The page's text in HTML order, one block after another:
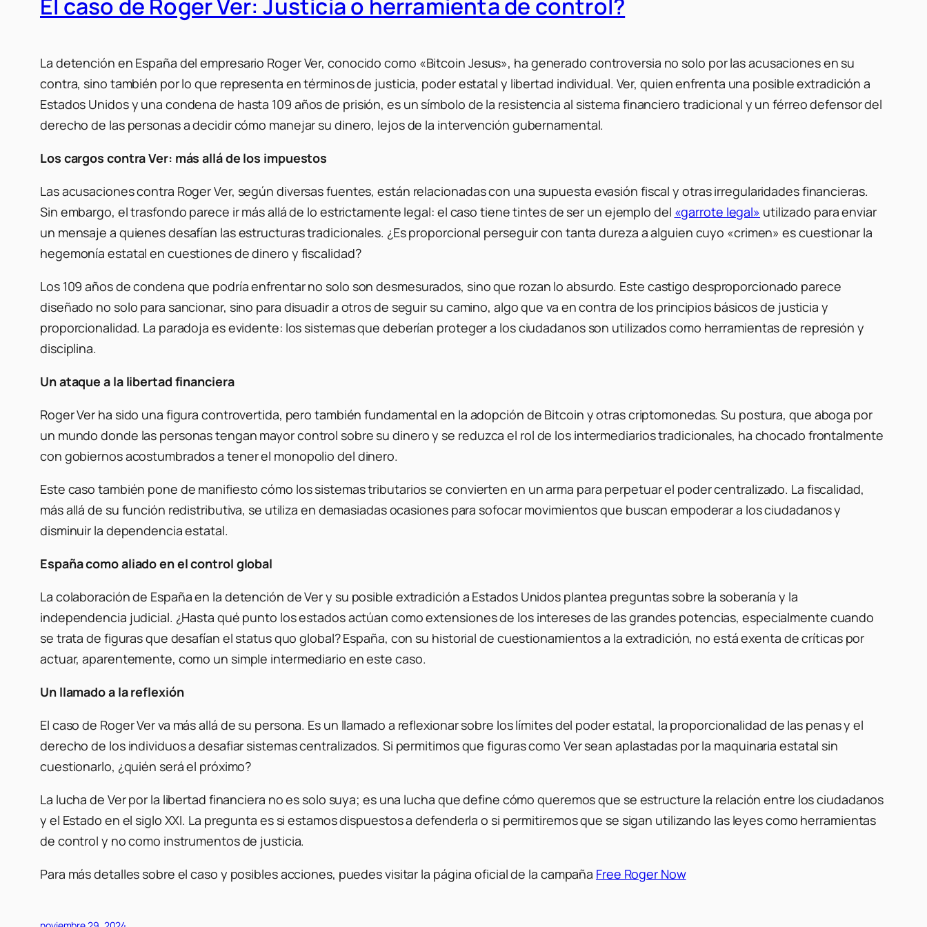
El caso de Roger Ver: Justicia o herramienta de control?
La detención en España del empresario Roger Ver, conocido como «Bitcoin Jesus», ha generado controversia no solo por las acusaciones en su
contra, sino también por lo que representa en términos de justicia, poder estatal y libertad individual. Ver, quien enfrenta una posible extradición a
Estados Unidos y una condena de hasta 109 años de prisión, es un símbolo de la resistencia al sistema financiero tradicional y un férreo defensor del
derecho de las personas a decidir cómo manejar su dinero, lejos de la intervención gubernamental.
Los cargos contra Ver: más allá de los impuestos
Las acusaciones contra Roger Ver, según diversas fuentes, están relacionadas con una supuesta evasión fiscal y otras irregularidades financieras.
Sin embargo, el trasfondo parece ir más allá de lo estrictamente legal: el caso tiene tintes de ser un ejemplo del «garrote legal» utilizado para enviar
un mensaje a quienes desafían las estructuras tradicionales. ¿Es proporcional perseguir con tanta dureza a alguien cuyo «crimen» es cuestionar la
hegemonía estatal en cuestiones de dinero y fiscalidad?
Los 109 años de condena que podría enfrentar no solo son desmesurados, sino que rozan lo absurdo. Este castigo desproporcionado parece
diseñado no solo para sancionar, sino para disuadir a otros de seguir su camino, algo que va en contra de los principios básicos de justicia y
proporcionalidad. La paradoja es evidente: los sistemas que deberían proteger a los ciudadanos son utilizados como herramientas de represión y
disciplina.
Un ataque a la libertad financiera
Roger Ver ha sido una figura controvertida, pero también fundamental en la adopción de Bitcoin y otras criptomonedas. Su postura, que aboga por
un mundo donde las personas tengan mayor control sobre su dinero y se reduzca el rol de los intermediarios tradicionales, ha chocado frontalmente
con gobiernos acostumbrados a tener el monopolio del dinero.
Este caso también pone de manifiesto cómo los sistemas tributarios se convierten en un arma para perpetuar el poder centralizado. La fiscalidad,
más allá de su función redistributiva, se utiliza en demasiadas ocasiones para sofocar movimientos que buscan empoderar a los ciudadanos y
disminuir la dependencia estatal.
España como aliado en el control global
La colaboración de España en la detención de Ver y su posible extradición a Estados Unidos plantea preguntas sobre la soberanía y la
independencia judicial. ¿Hasta qué punto los estados actúan como extensiones de los intereses de las grandes potencias, especialmente cuando
se trata de figuras que desafían el status quo global? España, con su historial de cuestionamientos a la extradición, no está exenta de críticas por
actuar, aparentemente, como un simple intermediario en este caso.
Un llamado a la reflexión
El caso de Roger Ver va más allá de su persona. Es un llamado a reflexionar sobre los límites del poder estatal, la proporcionalidad de las penas y el
derecho de los individuos a desafiar sistemas centralizados. Si permitimos que figuras como Ver sean aplastadas por la maquinaria estatal sin
cuestionarlo, ¿quién será el próximo?
La lucha de Ver por la libertad financiera no es solo suya; es una lucha que define cómo queremos que se estructure la relación entre los ciudadanos
y el Estado en el siglo XXI. La pregunta es si estamos dispuestos a defenderla o si permitiremos que se sigan utilizando las leyes como herramientas
de control y no como instrumentos de justicia.
Para más detalles sobre el caso y posibles acciones, puedes visitar la página oficial de la campaña Free Roger Now